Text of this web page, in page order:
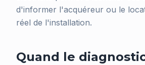
d'informer l'acquéreur ou le
réel de l'installation.
Quand le